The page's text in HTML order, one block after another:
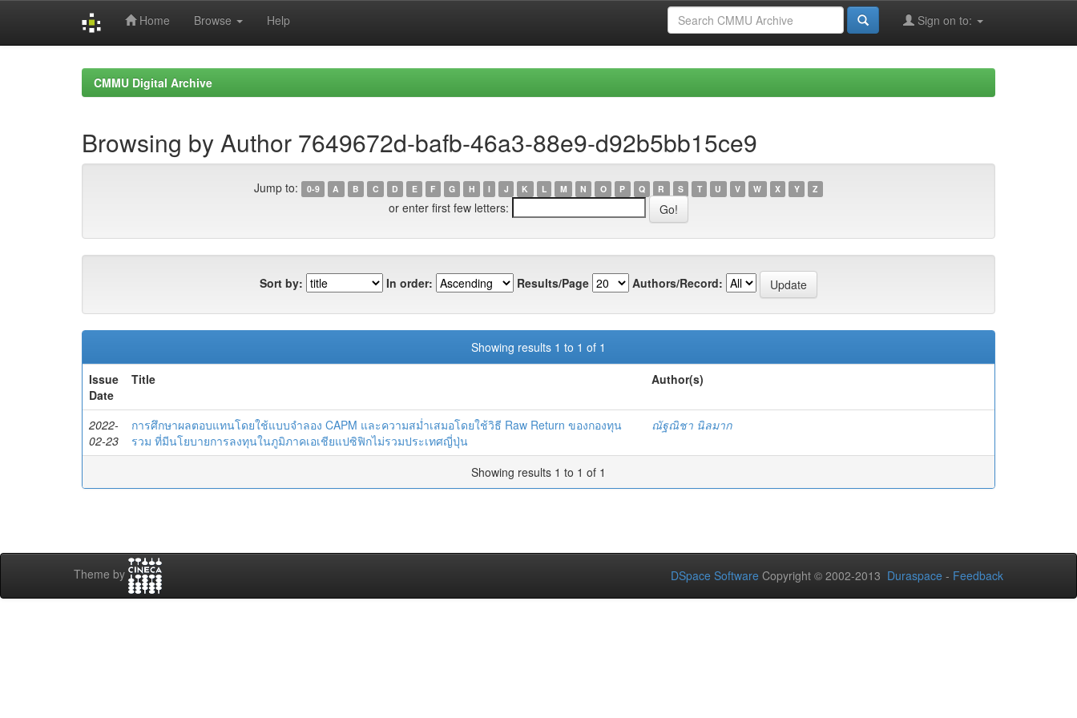
Home Browse Help Sign on to:
CMMU Digital Archive
Browsing by Author 7649672d-bafb-46a3-88e9-d92b5bb15ce9
Jump to: 0-9 A B C D E F G H I J K L M N O P Q R S T U V W X Y Z
or enter first few letters:
Sort by: In order: Results/Page Authors/Record:
Showing results 1 to 1 of 1
Issue
Date
Title Author(s)
2022-
02-23
การศึกษาผลตอบแทนโดยใช้แบบจำลอง CAPM และความสม่ำเสมอโดยใช้วิธี Raw Return ของกองทุน
รวม ที่มีนโยบายการลงทุนในภูมิภาคเอเชียแปซิฟิกไม่รวมประเทศญี่ปุ่น
ณัฐณิชา นิลมาก
Showing results 1 to 1 of 1
Theme by DSpace Software Copyright © 2002-2013 Duraspace - Feedback